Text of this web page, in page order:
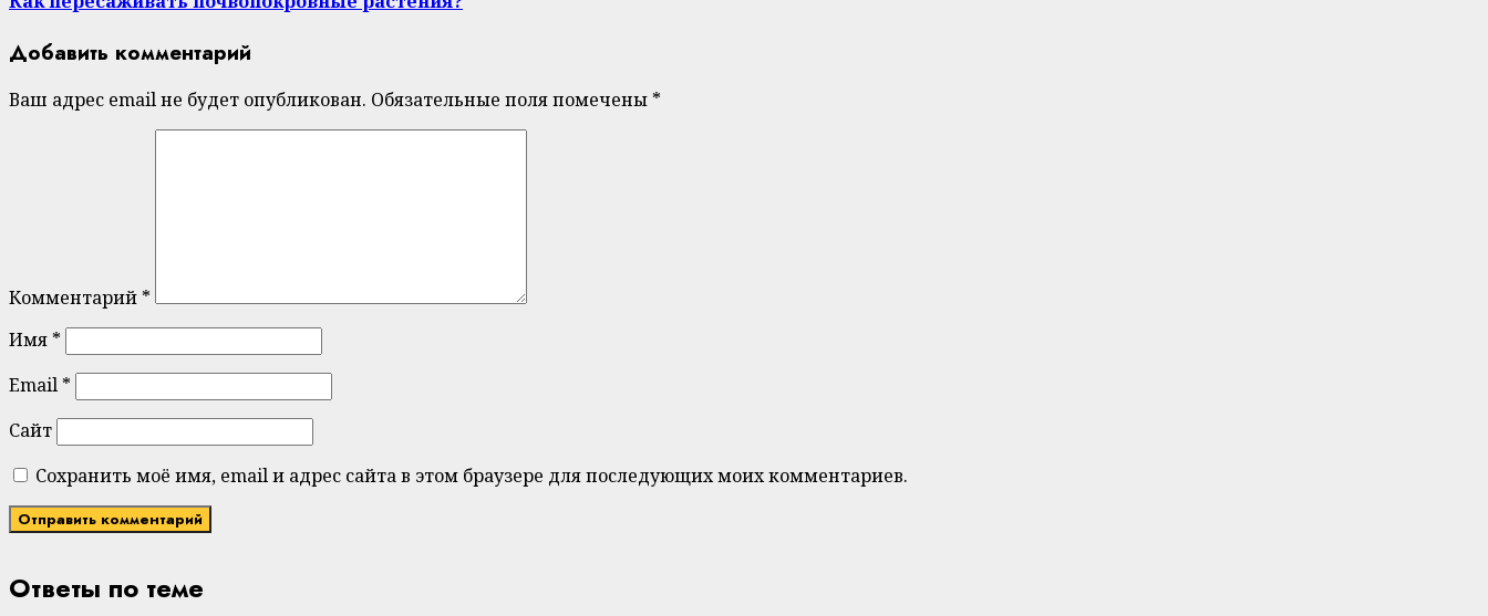
Добавить комментарий
Ваш адрес email не будет опубликован. Обязательные поля помечены *
Комментарий *
Имя *
Email *
Сайт
Сохранить моё имя, email и адрес сайта в этом браузере для последующих моих комментариев.
Ответы по теме